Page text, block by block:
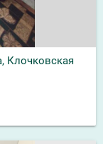
Клочковская